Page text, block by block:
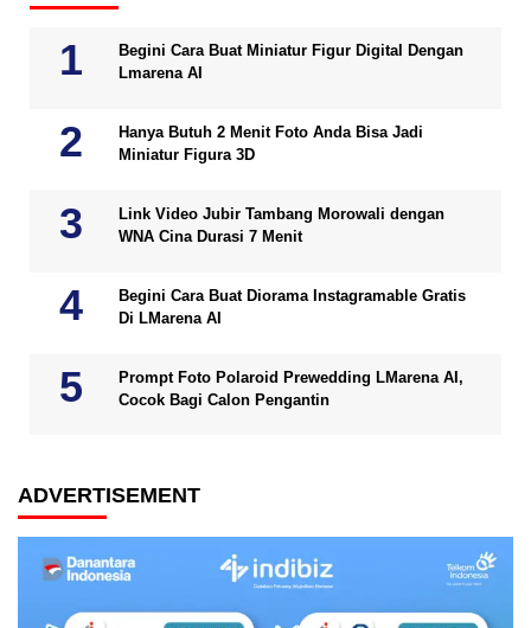
Begini Cara Buat Miniatur Figur Digital Dengan
Lmarena AI
Hanya Butuh 2 Menit Foto Anda Bisa Jadi
Miniatur Figura 3D
Link Video Jubir Tambang Morowali dengan
WNA Cina Durasi 7 Menit
Begini Cara Buat Diorama Instagramable Gratis
Di LMarena AI
Prompt Foto Polaroid Prewedding LMarena AI,
Cocok Bagi Calon Pengantin
ADVERTISEMENT